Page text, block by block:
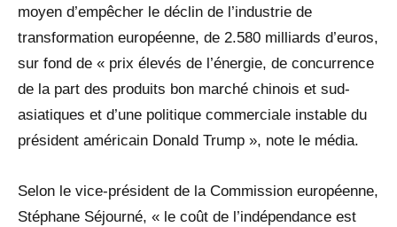
moyen d’empêcher le déclin de l’industrie de
transformation européenne, de 2.580 milliards d’euros,
sur fond de « prix élevés de l’énergie, de concurrence
de la part des produits bon marché chinois et sud-
asiatiques et d’une politique commerciale instable du
président américain Donald Trump », note le média.
Selon le vice-président de la Commission européenne,
Stéphane Séjourné, « le coût de l’indépendance est